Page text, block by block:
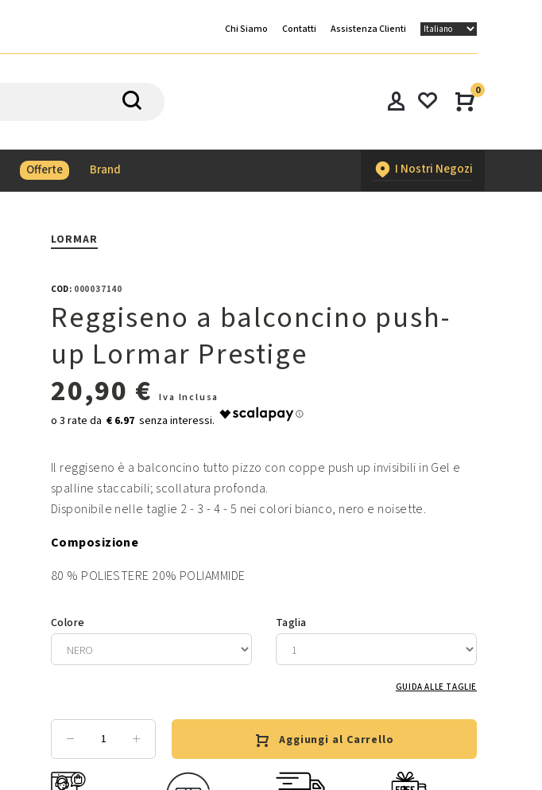
Chi Siamo Contatti Assistenza Clienti
0
Offerte Brand I Nostri Negozi
LORMAR
COD:000037140
Reggiseno a balconcino push-
up Lormar Prestige
20,90 €
Iva Inclusa
€ 6.97
Il reggiseno è a balconcino tutto pizzo con coppe push up invisibili in Gel e
spalline staccabili; scollatura profonda.
Disponibile nelle taglie 2 - 3 - 4 - 5 nei colori bianco, nero e noisette.
Composizione
80 % POLIESTERE 20% POLIAMMIDE
Colore Taglia
GUIDA ALLE TAGLIE
Aggiungi al Carrello